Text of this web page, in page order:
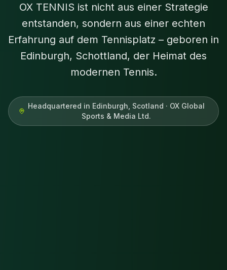
OX TENNIS ist nicht aus einer Strategie
entstanden, sondern aus einer echten
Erfahrung auf dem Tennisplatz – geboren in
Edinburgh, Schottland, der Heimat des
modernen Tennis.
Headquartered in Edinburgh, Scotland · OX Global
Sports & Media Ltd.